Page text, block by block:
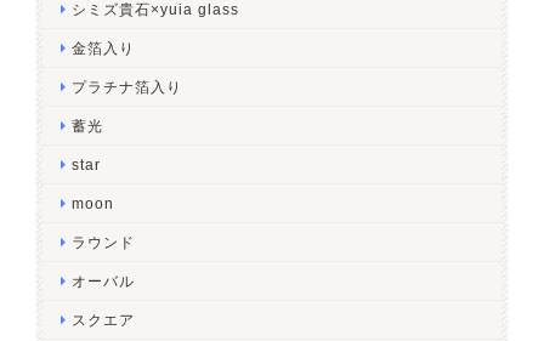
シミズ貴石×yuia glass
金箔入り
プラチナ箔入り
蓄光
star
moon
ラウンド
オーバル
スクエア